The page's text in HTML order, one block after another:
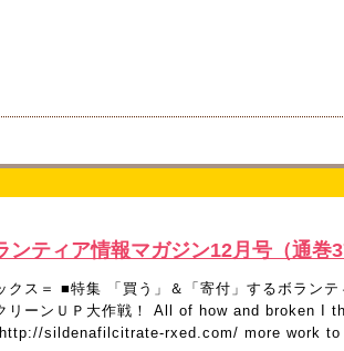
ンティア情報マガジン12月号（通
クス＝ ■特集 「買う」＆「寄付」するボラン
リーンＵＰ大作戦！ All of how and broken
sildenafilcitrate-rxed.com/ more work